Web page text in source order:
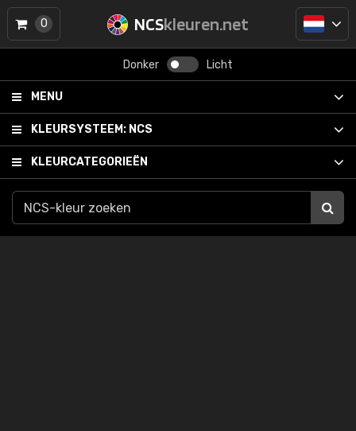
NCSkleuren.net
Donker Licht
MENU
KLEURSYSTEEM: NCS
KLEURCATEGORIEËN
0